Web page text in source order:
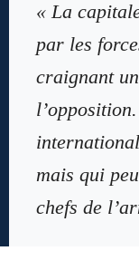
« La
par les
craignant
mais qui
chefs de